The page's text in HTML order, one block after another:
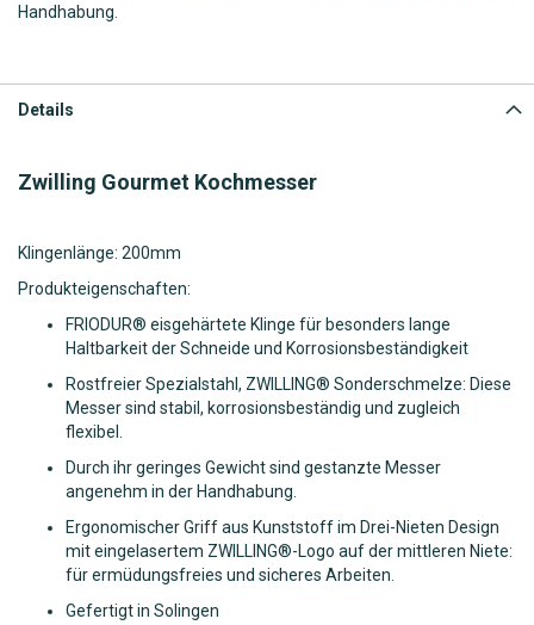
Handhabung.
Details
Zwilling Gourmet Kochmesser
Klingenlänge: 200mm
Produkteigenschaften:
FRIODUR® eisgehärtete Klinge für besonders lange
Haltbarkeit der Schneide und Korrosionsbeständigkeit
Rostfreier Spezialstahl, ZWILLING® Sonderschmelze: Diese
Messer sind stabil, korrosionsbeständig und zugleich
flexibel.
Durch ihr geringes Gewicht sind gestanzte Messer
angenehm in der Handhabung.
Ergonomischer Griff aus Kunststoff im Drei-Nieten Design
mit eingelasertem ZWILLING®-Logo auf der mittleren Niete:
für ermüdungsfreies und sicheres Arbeiten.
Gefertigt in Solingen